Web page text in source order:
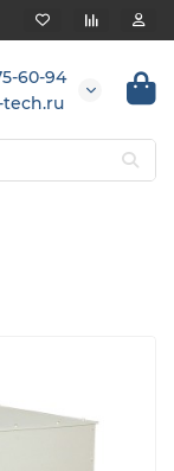
60-94
tech.ru